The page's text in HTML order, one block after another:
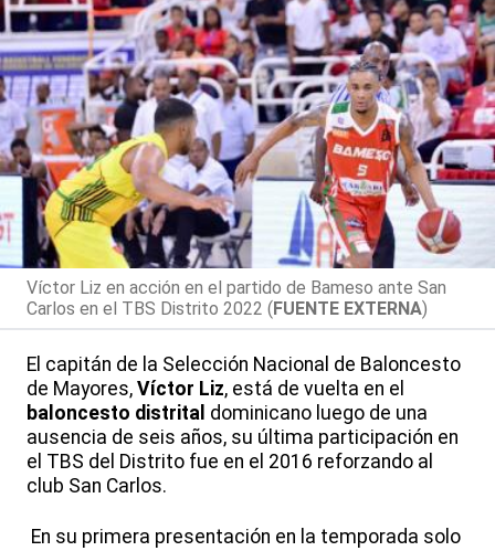
Víctor Liz en acción en el partido de Bameso ante San
Carlos en el TBS Distrito 2022 (FUENTE EXTERNA)
El capitán de la Selección Nacional de Baloncesto
de Mayores, Víctor Liz, está de vuelta en el
baloncesto distrital dominicano luego de una
ausencia de seis años, su última participación en
el TBS del Distrito fue en el 2016 reforzando al
club San Carlos.
En su primera presentación en la temporada solo